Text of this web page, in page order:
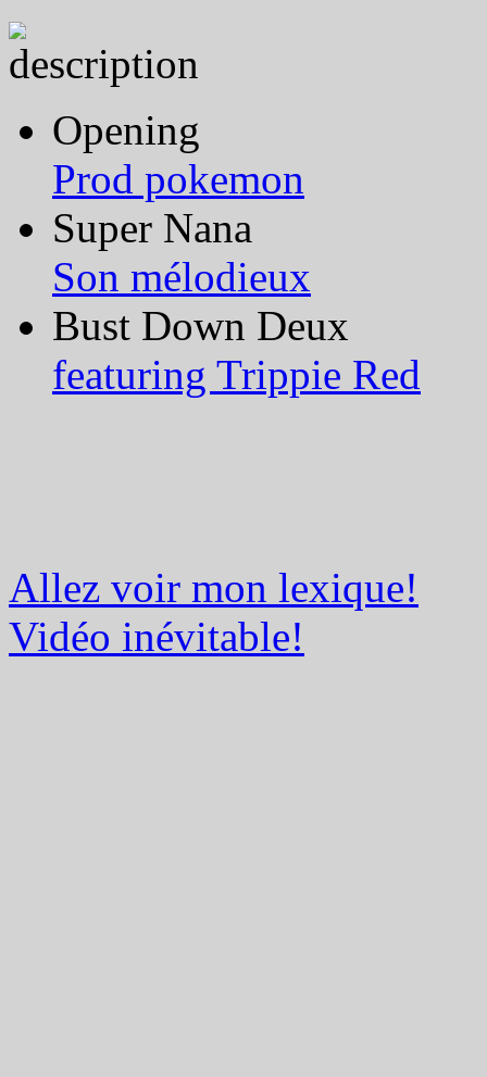
Opening
Prod pokemon
Super Nana
Son mélodieux
Bust Down Deux
featuring Trippie Red
Allez voir mon lexique!
Vidéo inévitable!